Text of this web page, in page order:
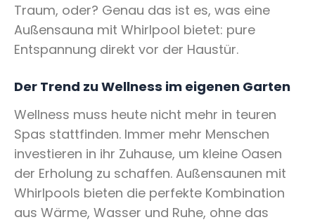
Traum, oder? Genau das ist es, was eine
Außensauna mit Whirlpool bietet: pure
Entspannung direkt vor der Haustür.
Der Trend zu Wellness im eigenen Garten
Wellness muss heute nicht mehr in teuren
Spas stattfinden. Immer mehr Menschen
investieren in ihr Zuhause, um kleine Oasen
der Erholung zu schaffen. Außensaunen mit
Whirlpools bieten die perfekte Kombination
aus Wärme, Wasser und Ruhe, ohne das